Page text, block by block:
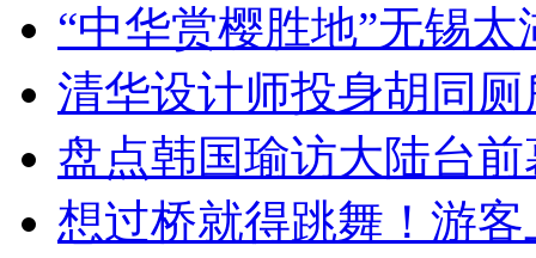
“中华赏樱胜地”无锡
清华设计师投身胡同
盘点韩国瑜访大陆台
想过桥就得跳舞！游客